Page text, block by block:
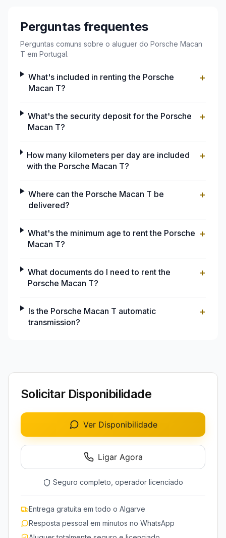
Perguntas frequentes
Perguntas comuns sobre o aluguer do Porsche Macan
T em Portugal.
What's included in renting the Porsche
Macan T?
+
What's the security deposit for the Porsche
Macan T?
+
How many kilometers per day are included
with the Porsche Macan T?
+
Where can the Porsche Macan T be
delivered?
+
What's the minimum age to rent the Porsche
Macan T?
+
What documents do I need to rent the
Porsche Macan T?
+
Is the Porsche Macan T automatic
transmission?
+
Solicitar Disponibilidade
Ver Disponibilidade
Ligar Agora
Seguro completo, operador licenciado
Entrega gratuita em todo o Algarve
Resposta pessoal em minutos no WhatsApp